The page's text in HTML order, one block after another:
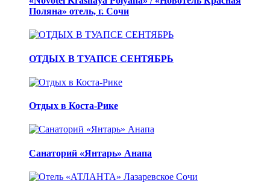
Поляна» отель, г. Сочи
ОТДЫХ В ТУАПСЕ СЕНТЯБРЬ
Отдых в Коста-Рике
Санаторий «Янтарь» Анапа